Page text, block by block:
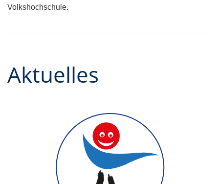
Volkshochschule.
Aktuelles